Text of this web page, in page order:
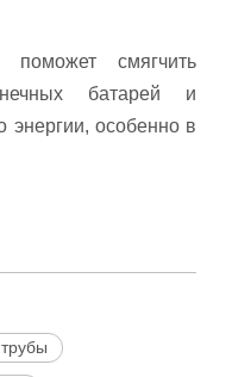
поможет смягчить
батарей и
энергии, особенно в